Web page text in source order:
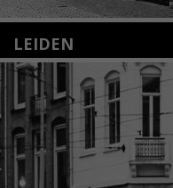
LEIDEN
Nieuwstraat 35
2312 KA Leiden
+31(0)71 – 52 84 480
info@kunsthuisleiden.nl
Lees meer